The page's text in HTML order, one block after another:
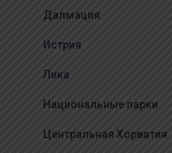
Далмация
Истрия
Лика
Национальные парки
Центральная Хорватия